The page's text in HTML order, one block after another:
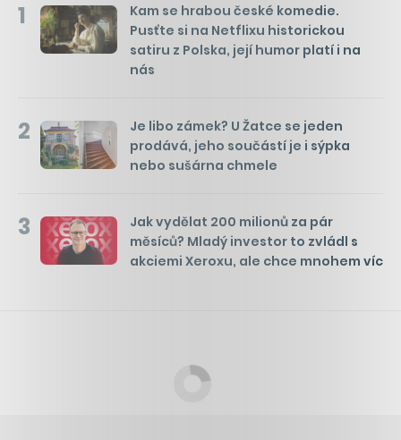
1
Kam se hrabou české komedie.
Pusťte si na Netflixu historickou
satiru z Polska, její humor platí i na
nás
2
Je libo zámek? U Žatce se jeden
prodává, jeho součástí je i sýpka
nebo sušárna chmele
3
Jak vydělat 200 milionů za pár
měsíců? Mladý investor to zvládl s
akciemi Xeroxu, ale chce mnohem víc